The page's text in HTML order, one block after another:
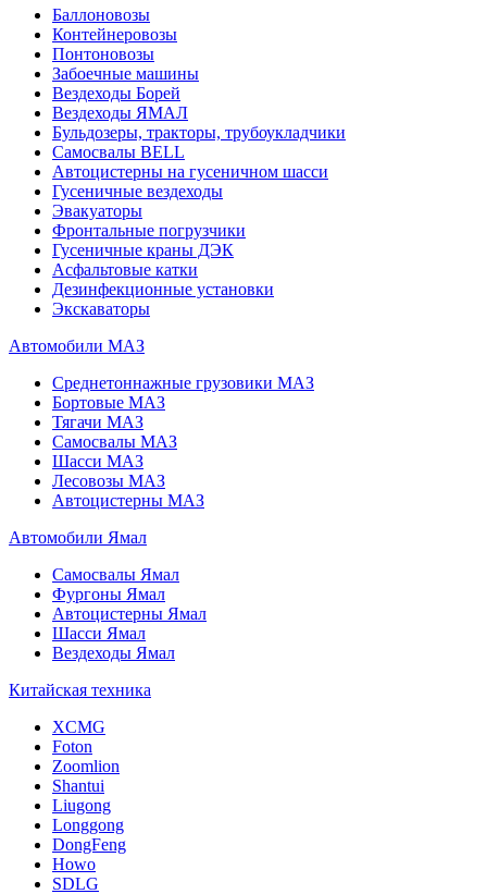
Баллоновозы
Контейнеровозы
Понтоновозы
Забоечные машины
Вездеходы Борей
Вездеходы ЯМАЛ
Бульдозеры, тракторы, трубоукладчики
Самосвалы BELL
Автоцистерны на гусеничном шасси
Гусеничные вездеходы
Эвакуаторы
Фронтальные погрузчики
Гусеничные краны ДЭК
Асфальтовые катки
Дезинфекционные установки
Экскаваторы
Автомобили МАЗ
Среднетоннажные грузовики МАЗ
Бортовые МАЗ
Тягачи МАЗ
Самосвалы МАЗ
Шасси МАЗ
Лесовозы МАЗ
Автоцистерны МАЗ
Автомобили Ямал
Самосвалы Ямал
Фургоны Ямал
Автоцистерны Ямал
Шасси Ямал
Вездеходы Ямал
Китайская техника
XCMG
Foton
Zoomlion
Shantui
Liugong
Longgong
DongFeng
Howo
SDLG